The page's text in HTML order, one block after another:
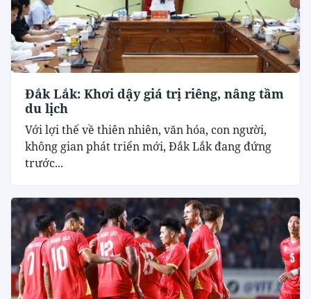
Đắk Lắk: Khơi dậy giá trị riêng, nâng tầm
du lịch
Với lợi thế về thiên nhiên, văn hóa, con người,
không gian phát triển mới, Đắk Lắk đang đứng
trước...